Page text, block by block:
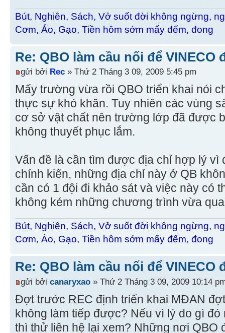
Bút, Nghiên, Sách, Vở suốt đời không ngừng,
Cơm, Áo, Gạo, Tiền hôm sớm mấy đếm, đong
Re: QBO làm cầu nối để VINECO
gửi bởi Rec » Thứ 2 Tháng 3 09, 2009 5:45 pm
Mấy trường vừa rồi QBO triển khai nói
thực sự khó khăn. Tuy nhiên các vùng
cơ sở vật chất nên trường lớp đã được
không thuyết phục lắm.
Vấn đề là cần tìm được địa chỉ hợp lý vì
chính kiến, những địa chỉ này ở QB
cần có 1 đội đi khảo sát và việc này có
không kém những chương trình vừa
Bút, Nghiên, Sách, Vở suốt đời không ngừng,
Cơm, Áo, Gạo, Tiền hôm sớm mấy đếm, đong
Re: QBO làm cầu nối để VINECO
gửi bởi canaryxao » Thứ 2 Tháng 3 09, 2009 10:14
Đợt trước REC định triển khai MĐAN
không làm tiếp được? Nếu vì lý do gì
thì thử liên hệ lại xem? Những nơi QBO